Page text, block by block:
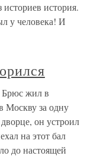
история.
у человека! И
Брюс жил в
Москву за одну
он устроил
на этот бал
до настоящей